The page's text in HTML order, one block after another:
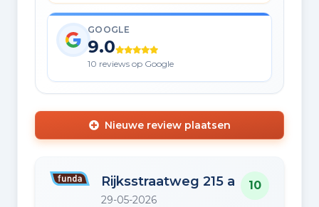
GOOGLE
9.0
10 reviews op Google
Nieuwe review plaatsen
Rijksstraatweg 215 a
29-05-2026
10